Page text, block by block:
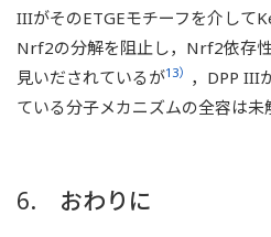
IIIがそのETGEモチーフを介して
Nrf2の分解を阻止し，Nrf2依存
見いだされているが13） ，DPP III
ている分子メカニズムの全容は未
6. おわりに